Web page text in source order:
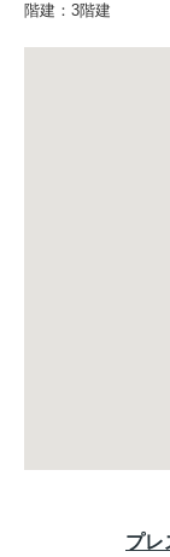
階建：3階建
プレ